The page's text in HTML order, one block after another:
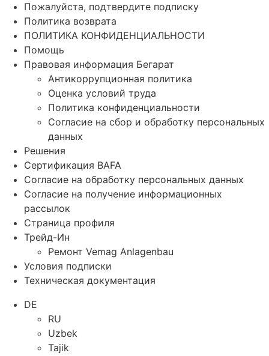
Пожалуйста, подтвердите подписку
Политика возврата
ПОЛИТИКА КОНФИДЕНЦИАЛЬНОСТИ
Помощь
Правовая информация Бегарат
Антикоррупционная политика
Оценка условий труда
Политика конфиденциальности
Согласие на сбор и обработку персональных
данных
Решения
Сертификация BAFA
Согласие на обработку персональных данных
Согласие на получение информационных
рассылок
Страница профиля
Трейд-Ин
Ремонт Vemag Anlagenbau
Условия подписки
Техническая документация
DE
RU
Uzbek
Tajik